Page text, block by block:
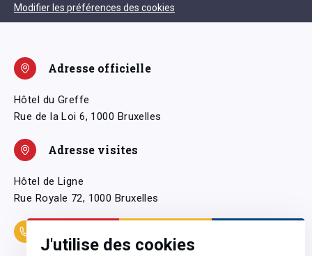
J'utilise des cookies
Modifier les préférences des cookies
Adresse officielle
Hôtel du Greffe
Rue de la Loi 6, 1000 Bruxelles
Adresse visites
Hôtel de Ligne
Rue Royale 72, 1000 Bruxelles